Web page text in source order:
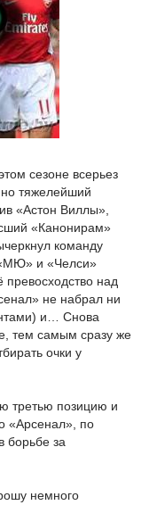
сезоне всерьез
тяжелейший
«Астон Виллы»,
«Канонирам»
команду
«МЮ» и «Челси»
превосходство над
не набрал ни
и… Снова
тем самым сразу же
очки у
третью позицию и
«Арсенал», по
борьбе за
немного